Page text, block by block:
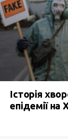
Історія
епідемії на